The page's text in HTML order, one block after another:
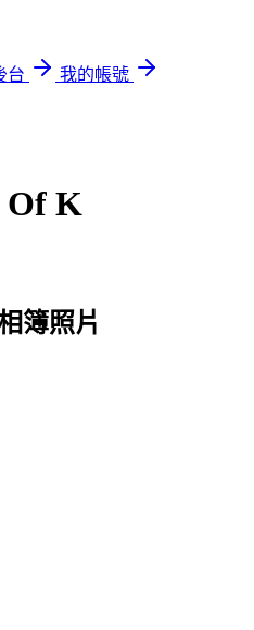
台
我的帳號
Of K
簿照片